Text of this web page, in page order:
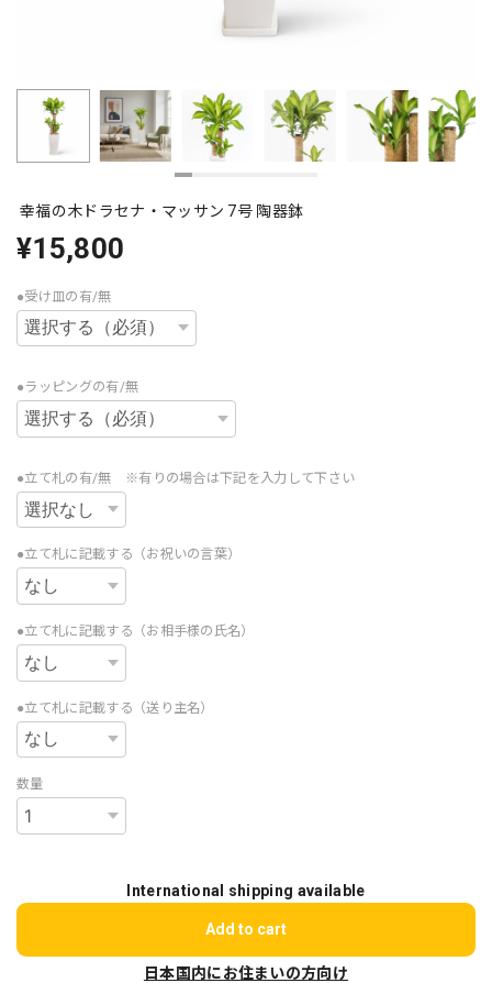
幸福の木ドラセナ・マッサン 7号 陶器鉢
¥15,800
●受け皿の有/無
●ラッピングの有/無
●立て札の有/無 ※有りの場合は下記を入力して下さい
●立て札に記載する（お祝いの言葉）
●立て札に記載する（お相手様の氏名）
●立て札に記載する（送り主名）
数量
International shipping available
Add to cart
日本国内にお住まいの方向け